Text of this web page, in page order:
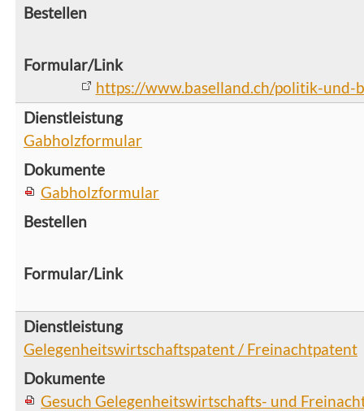
https://www.baselland.ch/politik-und-
Gabholzformular
Gabholzformular
Gelegenheitswirtschaftspatent / Freinachtpatent
Gesuch Gelegenheitswirtschafts- und